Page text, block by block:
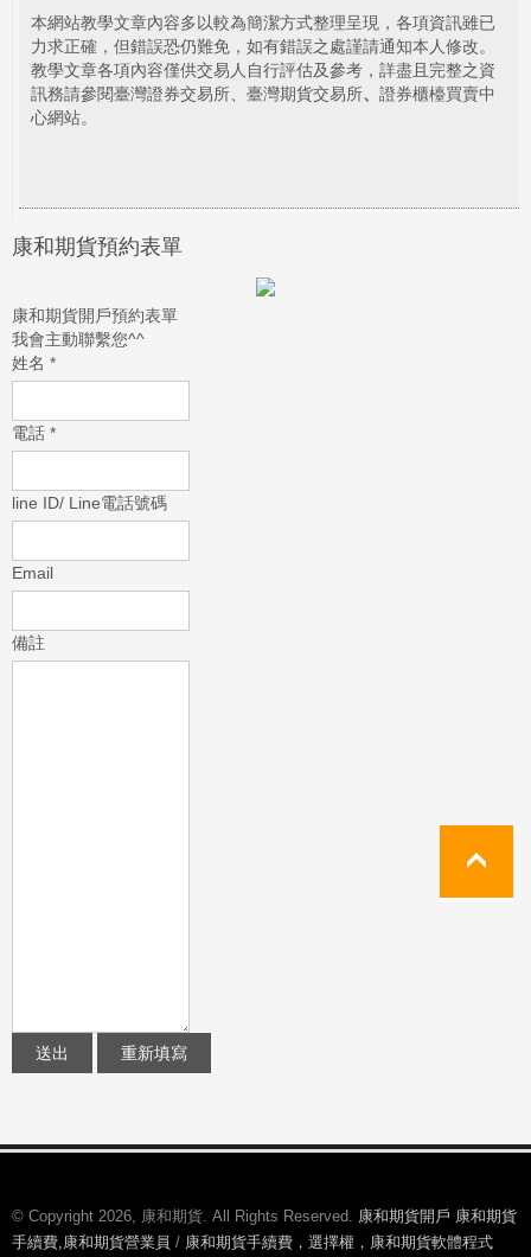
本網站教學文章內容多以較為簡潔方式整理呈現，各項資訊雖已
力求正確，但錯誤恐仍難免，如有錯誤之處謹請通知本人修改。
教學文章各項內容僅供交易人自行評估及參考，詳盡且完整之資
訊務請參閱臺灣證券交易所、臺灣期貨交易所、 證券櫃檯買賣中
心網站。
康和期貨預約表單
康和期貨開戶預約表單
我會主動聯繫您^^
姓名 *
電話 *
line ID/ Line電話號碼
Email
備註
© Copyright 2026, 康和期貨. All Rights Reserved. 康和期貨開戶 康和期貨
手續費,康和期貨營業員 / 康和期貨手續費，選擇權，康和期貨軟體程式